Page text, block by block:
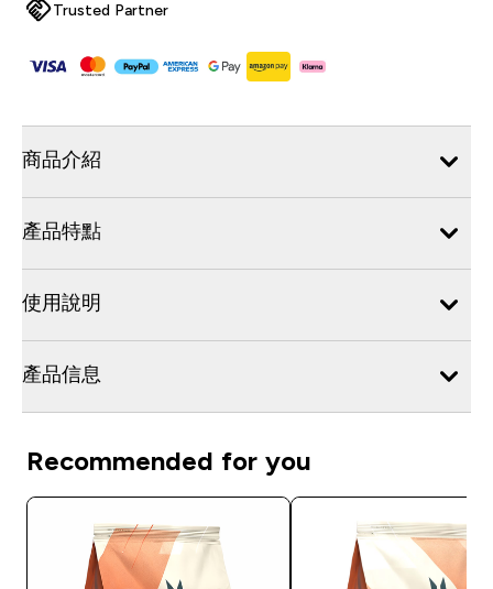
Trusted Partner
商品介紹
產品特點
使用說明
產品信息
Recommended for you